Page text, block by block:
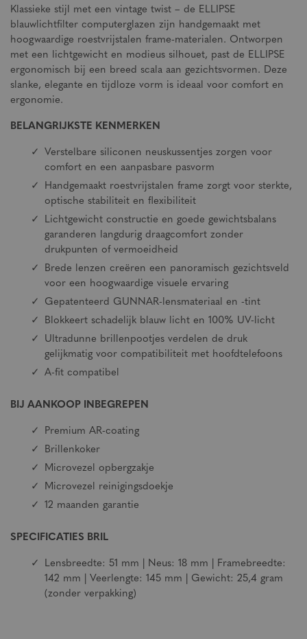
Klassieke stijl met een vintage twist – de ELLIPSE
blauwlichtfilter computerglazen zijn handgemaakt met
hoogwaardige roestvrijstalen frame-materialen. Ontworpen
met een lichtgewicht en modieus silhouet, past de ELLIPSE
ergonomisch bij een breed scala aan gezichtsvormen. Deze
slanke, elegante en tijdloze vorm is ideaal voor comfort en
ergonomie.
BELANGRIJKSTE KENMERKEN
Verstelbare siliconen neuskussentjes zorgen voor
comfort en een aanpasbare pasvorm
Handgemaakt roestvrijstalen frame zorgt voor sterkte,
optische stabiliteit en flexibiliteit
Lichtgewicht constructie en goede gewichtsbalans
garanderen langdurig draagcomfort zonder
drukpunten of vermoeidheid
Brede lenzen creëren een panoramisch gezichtsveld
voor een hoogwaardige visuele ervaring
Gepatenteerd GUNNAR-lensmateriaal en -tint
Blokkeert schadelijk blauw licht en 100% UV-licht
Ultradunne brillenpootjes verdelen de druk
gelijkmatig voor compatibiliteit met hoofdtelefoons
A-fit compatibel
BIJ AANKOOP INBEGREPEN
Premium AR-coating
Brillenkoker
Microvezel opbergzakje
Microvezel reinigingsdoekje
12 maanden garantie
SPECIFICATIES BRIL
Lensbreedte: 51 mm | Neus: 18 mm | Framebreedte:
142 mm | Veerlengte: 145 mm | Gewicht: 25,4 gram
(zonder verpakking)